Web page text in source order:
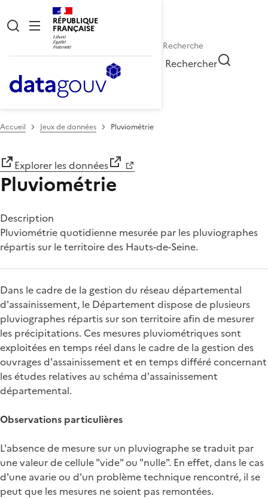
RÉPUBLIQUE
FRANÇAISE
Rechercher
Accueil Jeux de données Pluviométrie
Explorer les données
Pluviométrie
Description
Pluviométrie quotidienne mesurée par les pluviographes
répartis sur le territoire des Hauts-de-Seine.
Dans le cadre de la gestion du réseau départemental
d'assainissement, le Département dispose de plusieurs
pluviographes répartis sur son territoire afin de mesurer
les précipitations. Ces mesures pluviométriques sont
exploitées en temps réel dans le cadre de la gestion des
ouvrages d'assainissement et en temps différé concernant
les études relatives au schéma d'assainissement
départemental.
Observations particulières
L'absence de mesure sur un pluviographe se traduit par
une valeur de cellule "vide" ou "nulle". En effet, dans le cas
d'une avarie ou d'un problème technique rencontré, il se
peut que les mesures ne soient pas remontées.